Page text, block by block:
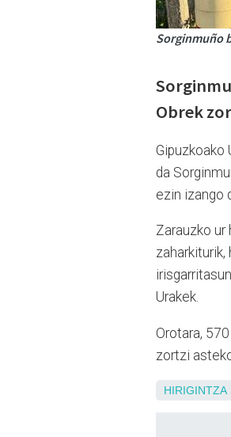
Sorginmuño
Obrek
Gipuzkoako
da
ezin izango
Zarauzko ur
Urakek.
Orotara,
zortzi
HIRIGINTZA